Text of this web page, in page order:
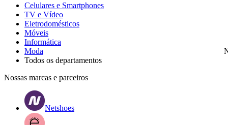
Celulares e Smartphones
TV e Vídeo
Eletrodomésticos
Móveis
Informática
Moda
Todos os departamentos
Nossas marcas e parceiros
Netshoes